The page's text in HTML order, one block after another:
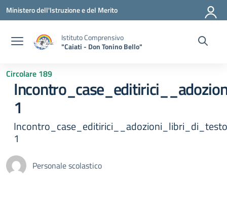
Vai ai contenuti
Vai al menu di navigazione
Vai al footer
Ministero dell'Istruzione e del Merito
Istituto Comprensivo
"Caiati - Don Tonino Bello"
Circolare 189
1
1
Personale scolastico